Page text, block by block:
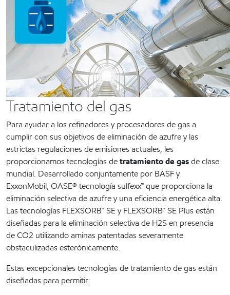
Tratamiento del gas
Para ayudar a los refinadores y procesadores de gas a
cumplir con sus objetivos de eliminación de azufre y las
estrictas regulaciones de emisiones actuales, les
proporcionamos tecnologías detratamiento de gasde clase
mundial. Desarrollado conjuntamente por BASF y
ExxonMobil, OASE® tecnología sulfexx™ que proporciona la
eliminación selectiva de azufre y una eficiencia energética alta.
Las tecnologías FLEXSORB™ SE y FLEXSORB™ SE Plus están
diseñadas para la eliminación selectiva de H2S en presencia
de CO2 utilizando aminas patentadas severamente
obstaculizadas esterónicamente.
Estas excepcionales tecnologías de tratamiento de gas están
diseñadas para permitir: